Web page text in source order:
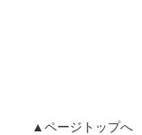
▲ページトップへ